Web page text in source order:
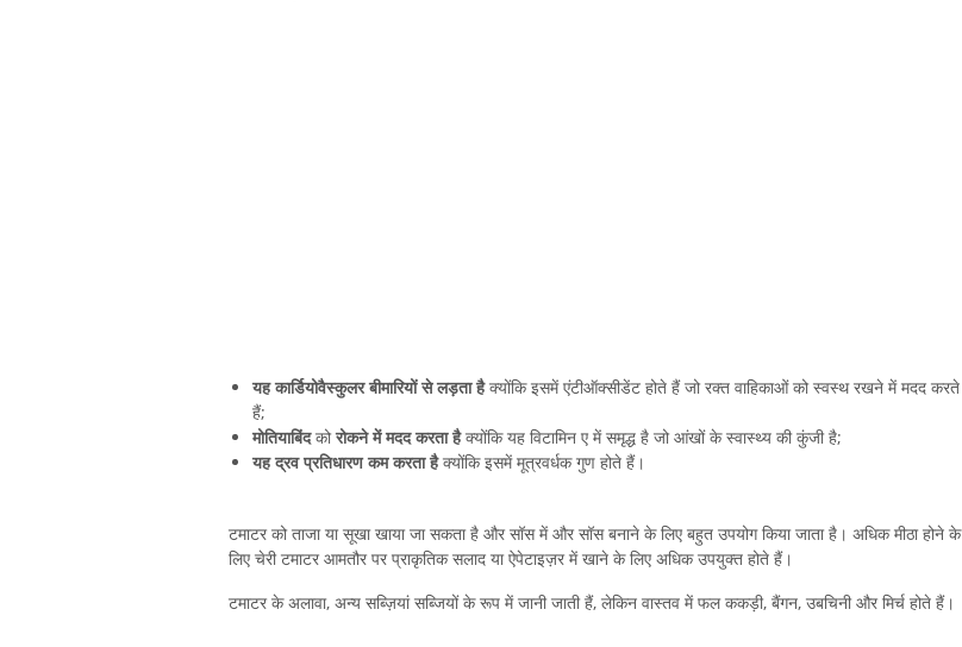
यह कार्डियोवैस्कुलर बीमारियों से लड़ता हैक्योंकि इसमें एंटीऑक्सीडेंट होते हैं जो रक्त वाहिकाओं को स्वस्थ रखने में मदद करते
हैं;
मोतियाबिंदकोरोकने में मदद करता हैक्योंकि यह विटामिन ए में समृद्ध है जो आंखों के स्वास्थ्य की कुंजी है;
यह द्रव प्रतिधारण कम करता हैक्योंकि इसमें मूत्रवर्धक गुण होते हैं।
टमाटर को ताजा या सूखा खाया जा सकता है और सॉस में और सॉस बनाने के लिए बहुत उपयोग किया जाता है। अधिक मीठा होने के
लिए चेरी टमाटर आमतौर पर प्राकृतिक सलाद या ऐपेटाइज़र में खाने के लिए अधिक उपयुक्त होते हैं।
टमाटर के अलावा, अन्य सब्ज़ियां सब्जियों के रूप में जानी जाती हैं, लेकिन वास्तव में फल ककड़ी, बैंगन, उबचिनी और मिर्च होते हैं।